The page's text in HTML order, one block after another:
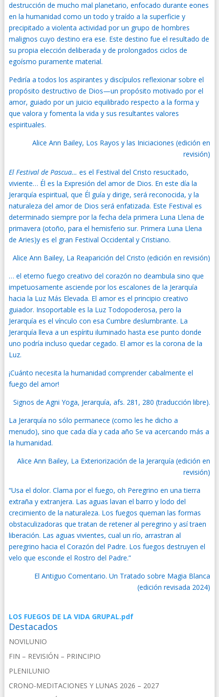
destrucción de mucho mal planetario, enfocado durante eones
en la humanidad como un todo y traído a la superficie y
precipitado a violenta actividad por un grupo de hombres
malignos cuyo destino era ese. Este destino fue el resultado de
su propia elección deliberada y de prolongados ciclos de
egoísmo puramente material.
Pediría a todos los aspirantes y discípulos reflexionar sobre el
propósito destructivo de Dios—un propósito motivado por el
amor, guiado por un juicio equilibrado respecto a la forma y
que valora y fomenta la vida y sus resultantes valores
espirituales.
Alice Ann Bailey, Los Rayos y las Iniciaciones (edición en
revisión)
El Festival de Pascua… es el Festival del Cristo resucitado,
viviente… Él es la Expresión del amor de Dios. En este día la
Jerarquía espiritual, que Él guía y dirige, será reconocida, y la
naturaleza del amor de Dios será enfatizada. Este Festival es
determinado siempre por la fecha dela primera Luna Llena de
primavera (otoño, para el hemisferio sur. Primera Luna Llena
de Aries)y es el gran Festival Occidental y Cristiano.
Alice Ann Bailey, La Reaparición del Cristo (edición en revisión)
… el eterno fuego creativo del corazón no deambula sino que
impetuosamente asciende por los escalones de la Jerarquía
hacia la Luz Más Elevada. El amor es el principio creativo
guiador. Insoportable es la Luz Todopoderosa, pero la
Jerarquía es el vínculo con esa Cumbre deslumbrante. La
Jerarquía lleva a un espíritu iluminado hasta ese punto donde
uno podría incluso quedar cegado. El amor es la corona de la
Luz.
¡Cuánto necesita la humanidad comprender cabalmente el
fuego del amor!
Signos de Agni Yoga, Jerarquía, afs. 281, 280 (traducción libre).
La Jerarquía no sólo permanece (como les he dicho a
menudo), sino que cada día y cada año Se va acercando más a
la humanidad.
Alice Ann Bailey, La Exteriorización de la Jerarquía (edición en
revisión)
“Usa el dolor. Clama por el fuego, oh Peregrino en una tierra
extraña y extranjera. Las aguas lavan el barro y lodo del
crecimiento de la naturaleza. Los fuegos queman las formas
obstaculizadoras que tratan de retener al peregrino y así traen
liberación. Las aguas vivientes, cual un río, arrastran al
peregrino hacia el Corazón del Padre. Los fuegos destruyen el
velo que esconde el Rostro del Padre.”
El Antiguo Comentario. Un Tratado sobre Magia Blanca
(edición revisada 2024)
LOS FUEGOS DE LA VIDA GRUPAL.pdf
Destacados
NOVILUNIO
FIN – REVISIÓN – PRINCIPIO
PLENILUNIO
CRONO-MEDITACIONES Y LUNAS 2026 – 2027